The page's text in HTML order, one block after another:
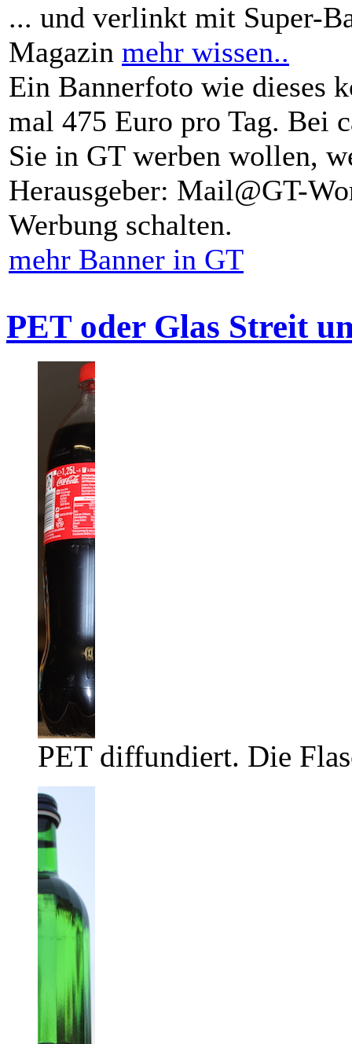
... und verlinkt mit Super-
Magazin mehr wissen..
Ein Bannerfoto wie dieses
mal 475 Euro pro Tag. Bei
Sie in GT werben wollen,
Herausgeber: Mail@GT-
Werbung schalten.
mehr Banner in GT
PET oder Glas Streit
PET diffundiert. Die